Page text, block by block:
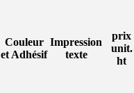
Couleur
et Adhésif
Impression
texte
prix
unit.
ht